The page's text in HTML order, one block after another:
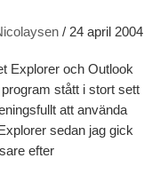
/ 24 april 2004
Explorer och Outlook
stått i stort sett
att använda
sedan jag gick
efter